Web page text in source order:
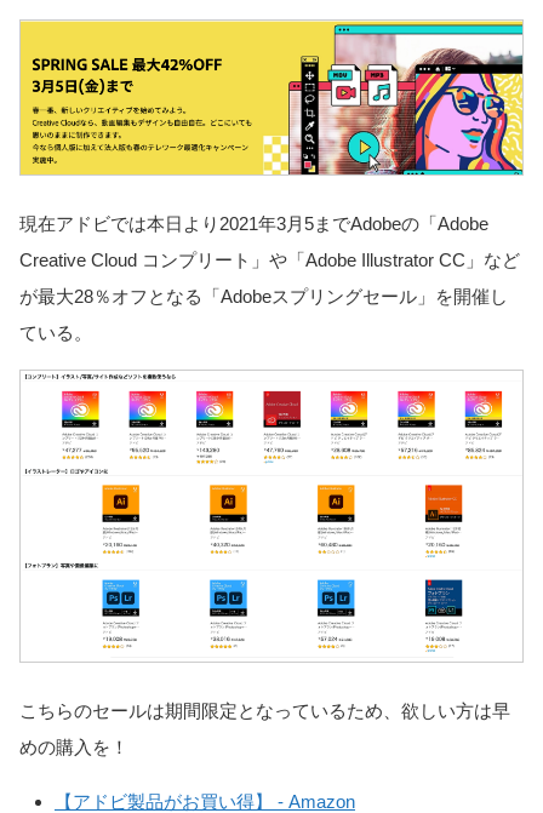
現在アドビでは本日より2021年3月5までAdobeの「Adobe
Creative Cloud コンプリート」や「Adobe Illustrator CC」など
が最大28％オフとなる「Adobeスプリングセール」を開催し
ている。
こちらのセールは期間限定となっているため、欲しい方は早
めの購入を！
【アドビ製品がお買い得】 ‐ Amazon